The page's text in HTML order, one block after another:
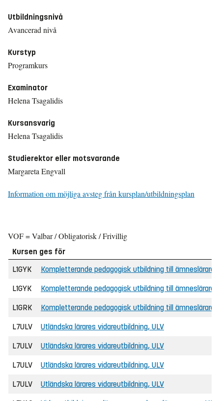
Utbildningsnivå
Avancerad nivå
Kurstyp
Programkurs
Examinator
Helena Tsagalidis
Kursansvarig
Helena Tsagalidis
Studierektor eller motsvarande
Margareta Engvall
Information om möjliga avsteg från kursplan/utbildningsplan
VOF = Valbar / Obligatorisk / Frivillig
Kursen ges för
L1GYK
Kompletterande pedagogisk utbildning till
L1GYK Kompletterande pedagogisk utbildning till
L1GRK Kompletterande pedagogisk utbildning till
L7ULV Utländska lärares vidareutbildning, ULV
L7ULV Utländska lärares vidareutbildning, ULV
L7ULV Utländska lärares vidareutbildning, ULV
L7ULV Utländska lärares vidareutbildning, ULV